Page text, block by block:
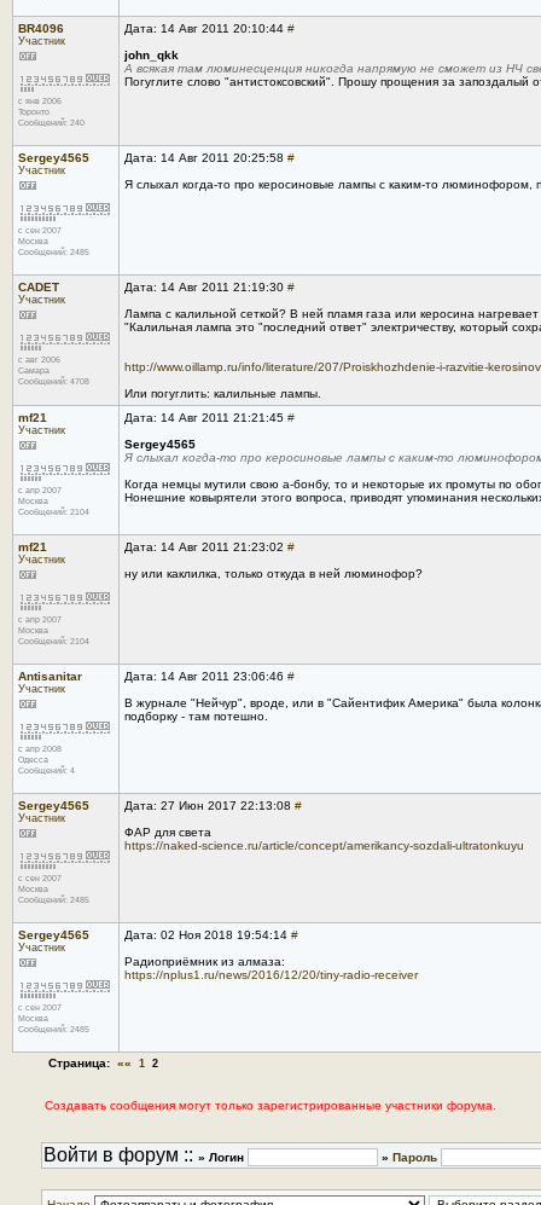
BR4096
Участник
с янв 2006
Торонто
Сообщений: 240
Дата: 14 Авг 2011 20:10:44 #
john_qkk
А всякая там люминесценция никогда напрямую не сможет из НЧ
Погуглите слово "антистоксовский". Прошу прощения за запоздалый
Sergey4565
Участник
с сен 2007
Москва
Сообщений: 2485
Дата: 14 Авг 2011 20:25:58 #
Я слыхал когда-то про керосиновые лампы с каким-то
CADET
Участник
с авг 2006
Самара
Сообщений: 4708
Дата: 14 Авг 2011 21:19:30 #
Лампа с калильной сеткой? В ней пламя газа или керосина
"Калильная лампа это "последний ответ" электричеству, который
http://www.oillamp.ru/info/literature/207/Proiskhozhdenie-i-razvitie-
Или погуглить: калильные лампы.
mf21
Участник
с апр 2007
Москва
Сообщений: 2104
Дата: 14 Авг 2011 21:21:45 #
Sergey4565
Я слыхал когда-то про керосиновые лампы с каким-то
Когда немцы мутили свою а-бонбу, то и некоторые их промуты по
Нонешние ковырятели этого вопроса, приводят упоминания
mf21
Участник
с апр 2007
Москва
Сообщений: 2104
Дата: 14 Авг 2011 21:23:02 #
ну или каклилка, только откуда в ней люминофор?
Antisanitar
Участник
с апр 2008
Одесса
Сообщений: 4
Дата: 14 Авг 2011 23:06:46 #
В журнале "Нейчур", вроде, или в "Сайентифик Америка" была
подборку - там потешно.
Sergey4565
Участник
с сен 2007
Москва
Сообщений: 2485
Дата: 27 Июн 2017 22:13:08 #
ФАР для света
https://naked-science.ru/article/concept/amerikancy-sozdali-ultratonkuyu
Sergey4565
Участник
с сен 2007
Москва
Сообщений: 2485
Дата: 02 Ноя 2018 19:54:14 #
Радиоприёмник из алмаза:
https://nplus1.ru/news/2016/12/20/tiny-radio-receiver
Страница: «« 1 2
Создавать сообщения могут только зарегистрированные участники форума.
Войти в форум :: » Логин » Пароль